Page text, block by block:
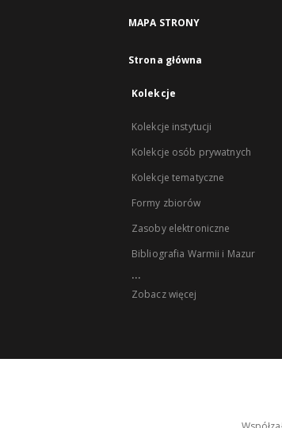
MAPA STRONY
Strona główna
Kolekcje
Kolekcje instytucji
Kolekcje osób prywatnych
Kolekcje tematyczne
Formy zbiorów
Zasoby elektroniczne
Bibliografia Warmii i Mazur
...
Zobacz więcej